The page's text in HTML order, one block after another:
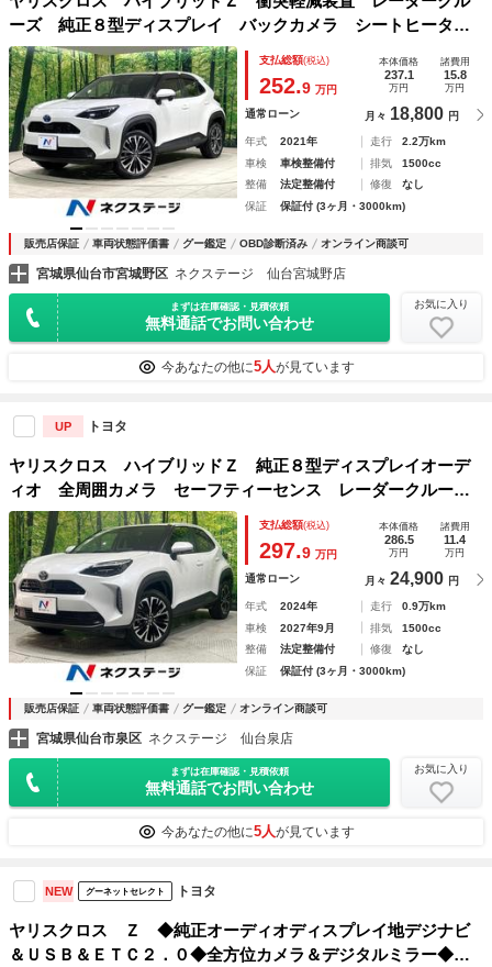
ーズ 純正８型ディスプレイ バックカメラ シートヒータ
ー 電動シート ＬＥＤヘッド ドライブレコーダー ＥＴ
Ｃ 純正１インチアルミ スマートキー オートエアコン 禁
煙車
支払総額(税込)
252.9 万円
本体価格
237.1
万円
諸費用
15.8
万円
通常ローン 月々 18,800 円
年式 2021年 走行
2.2万km
車検
車検整備付 排気
1500cc
整備
法定整備付 修復
なし
保証
保証付 (3ヶ月・3000km)
販売店保証 車両状態評価書 グー鑑定 OBD診断済み オンライン商談可
宮城県仙台市宮城野区 ネクステージ 仙台宮城野店
まずは在庫確認・見積依頼
無料通話でお問い合わせ
お気に入り
今あなたの他に5人が見ています
UP トヨタ
ヤリスクロス ハイブリッドＺ 純正８型ディスプレイオーデ
ィオ 全周囲カメラ セーフティーセンス レーダークルー
ズ シートヒーター パワーシート ドラレコ ＬＥＤヘッ
ド ＥＴＣ ステアリングヒーター オートハイビーム 禁煙
車 ＢＳＭ
支払総額(税込)
297.9 万円
本体価格
286.5
万円
諸費用
11.4
万円
通常ローン 月々 24,900 円
年式 2024年 走行
0.9万km
車検
2027年9月 排気
1500cc
整備
法定整備付 修復
なし
保証
保証付 (3ヶ月・3000km)
販売店保証 車両状態評価書 グー鑑定 オンライン商談可
宮城県仙台市泉区 ネクステージ 仙台泉店
まずは在庫確認・見積依頼
無料通話でお問い合わせ
お気に入り
今あなたの他に5人が見ています
NEW グーネットセレクト トヨタ
ヤリスクロス Ｚ ◆純正オーディオディスプレイ地デジナビ
＆ＵＳＢ＆ＥＴＣ２．０◆全方位カメラ＆デジタルミラー◆Ｔ